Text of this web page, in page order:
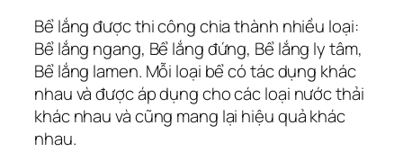
Bể lắng được thi công chia thành nhiều loại:
Bể lắng ngang, Bể lắng đứng, Bể lắng ly tâm,
Bể lắng lamen. Mỗi loại bể có tác dụng khác
nhau và được áp dụng cho các loại nước thải
khác nhau và cũng mang lại hiệu quả khác
nhau.